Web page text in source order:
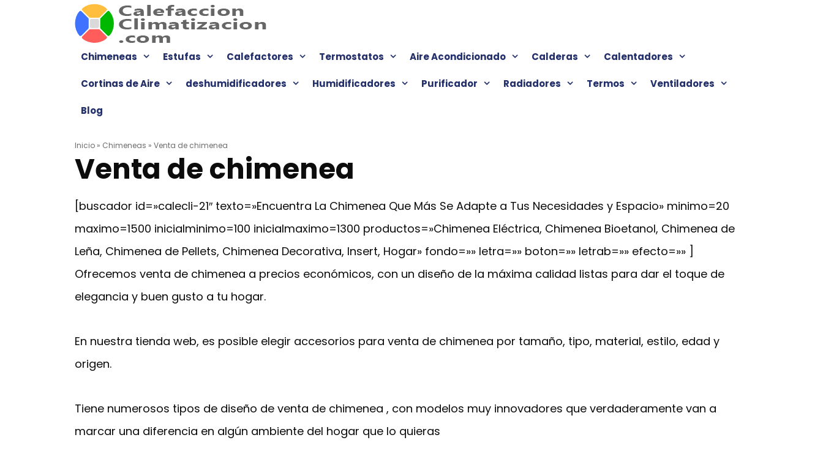
Chimeneas Estufas Calefactores Termostatos Aire Acondicionado Calderas Calentadores
Cortinas de Aire deshumidificadores Humidificadores Purificador Radiadores Termos Ventiladores
Blog
Inicio » Chimeneas » Venta de chimenea
Venta de chimenea
[buscador id=»calecli-21″ texto=»Encuentra La Chimenea Que Más Se Adapte a Tus Necesidades y Espacio» minimo=20
maximo=1500 inicialminimo=100 inicialmaximo=1300 productos=»Chimenea Eléctrica, Chimenea Bioetanol, Chimenea de
Leña, Chimenea de Pellets, Chimenea Decorativa, Insert, Hogar» fondo=»» letra=»» boton=»» letrab=»» efecto=»» ]
Ofrecemos venta de chimenea a precios económicos, con un diseño de la máxima calidad listas para dar el toque de
elegancia y buen gusto a tu hogar.
En nuestra tienda web, es posible elegir accesorios para venta de chimenea por tamaño, tipo, material, estilo, edad y
origen.
Tiene numerosos tipos de diseño de venta de chimenea , con modelos muy innovadores que verdaderamente van a
marcar una diferencia en algún ambiente del hogar que lo quieras